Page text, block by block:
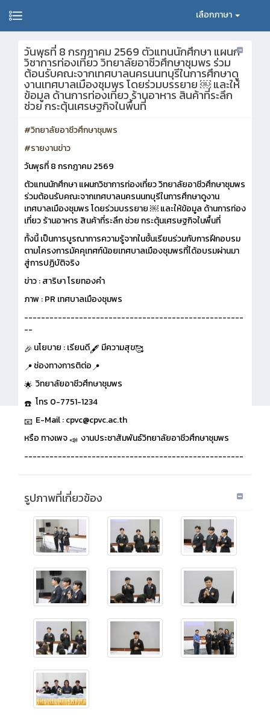
เลือกภาษา
วันพุธที่ 8 กรกฎาคม 2569 ตัวแทนนักศึกษา แผนก
วิชาการท่องเที่ยว วิทยาลัยอาชีวศึกษาชุมพร ร่วม
ต้อนรับคณะจากเทศบาลนครนนทบุรีในการศึกษาดู
งานเทศบาลเมืองชุมพร โดยร่วมบรรยาย ￼ และให้
ข้อมูล ด้านการท่องเที่ยว ร้านอาหาร สินค้าที่ระลึก
ช่วย กระตุ้นเศรษฐกิจในพื้นที่
#วิทยาลัยอาชีวศึกษาชุมพร
#รายงานข่าว
วันพุธที่ 8 กรกฎาคม 2569
ตัวแทนนักศึกษา แผนกวิชาการท่องเที่ยว วิทยาลัยอาชีวศึกษาชุมพร
ร่วมต้อนรับคณะจากเทศบาลนครนนทบุรีในการศึกษาดูงาน
เทศบาลเมืองชุมพร โดยร่วมบรรยาย ￼ และให้ข้อมูล ด้านการท่อง
เที่ยว ร้านอาหาร สินค้าที่ระลึก ช่วย กระตุ้นเศรษฐกิจในพื้นที่
ทั้งนี้ เป็นการบูรณาการความรู้จากในชั้นเรียนร่วมกับการฝึกอบรม
ตามโครงการมัคคุเทศก์น้อยเทศบาลเมืองชุมพรที่ได้อบรมผ่านมา
สู่การปฏิบัติจริง
ข่าว : สาริษา โรยทองคำ
ภาพ : PR เทศบาลเมืองชุมพร
----------------------------------------------------
--
นโยบาย : เรียนดี
มีความสุข
ช่องทางการติต่อ
วิทยาลัยอาชีวศึกษาชุมพร
โทร 0-7751-1234
E-Mail : cpvc@cpvc.ac.th
หรือ ทางเพจ
งานประชาสัมพันธ์วิทยาลัยอาชีวศึกษาชุมพร
----------------------------------------------------
รูปภาพที่เกี่ยวข้อง